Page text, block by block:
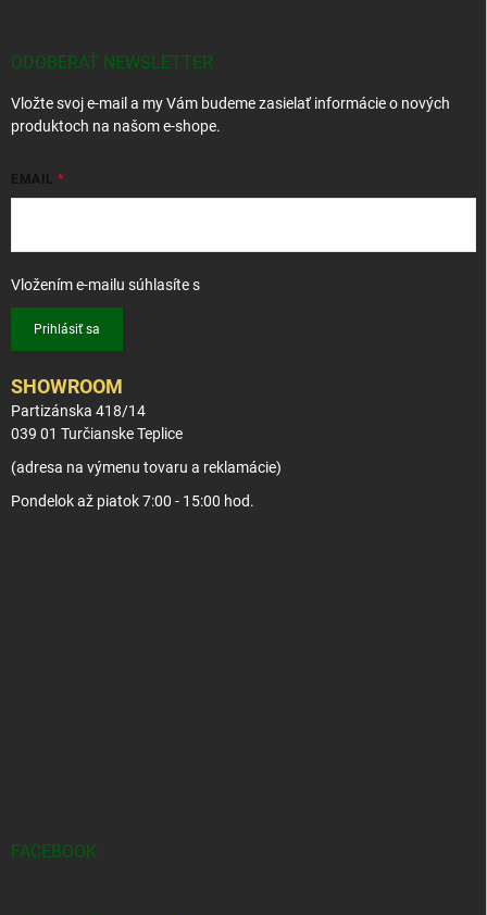
ODOBERAŤ NEWSLETTER
Vložte svoj e-mail a my Vám budeme zasielať informácie o nových
produktoch na našom e-shope.
EMAIL
Vložením e-mailu súhlasíte s
Prihlásiť sa
SHOWROOM
Partizánska 418/14
039 01 Turčianske Teplice
(adresa na výmenu tovaru a reklamácie)
Pondelok až piatok 7:00 - 15:00 hod.
FACEBOOK